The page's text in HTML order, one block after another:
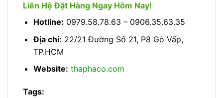
Liên Hệ Đặt Hàng Ngay Hôm Nay!
Hotline: 0979.58.78.63 – 0906.35.63.35
Địa chỉ: 22/21 Đường Số 21, P8 Gò Vấp,
TP.HCM
Website: thaphaco.com
Tags: